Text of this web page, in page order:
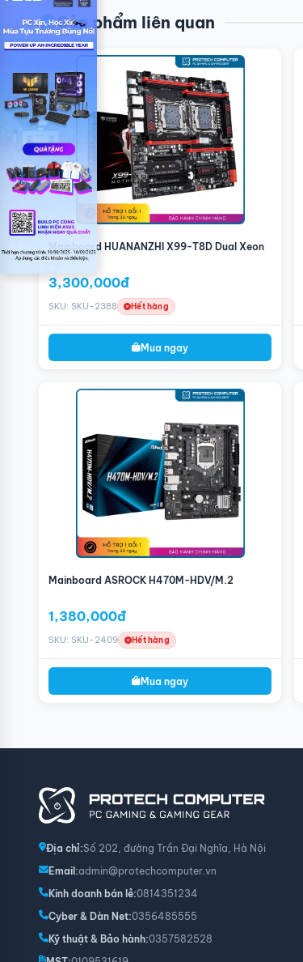
Sản phẩm liên quan
Mainboard HUANANZHI X99-T8D Dual Xeon
3,300,000đ
SKU: SKU-2388 Hết hàng
Mua ngay
Mainboard ASROCK H470M-HDV/M.2
1,380,000đ
SKU: SKU-2409 Hết hàng
Mua ngay
Địa chỉ:Số 202, đường Trần Đại Nghĩa, Hà Nội
Email:admin@protechcomputer.vn
Kinh doanh bán lẻ:0814351234
Cyber & Dàn Net:0356485555
Kỹ thuật & Bảo hành:0357582528